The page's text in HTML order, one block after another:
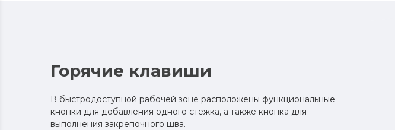
Горячие клавиши
В быстродоступной рабочей зоне расположены функциональные
кнопки для добавления одного стежка, а также кнопка для
выполнения закрепочного шва.